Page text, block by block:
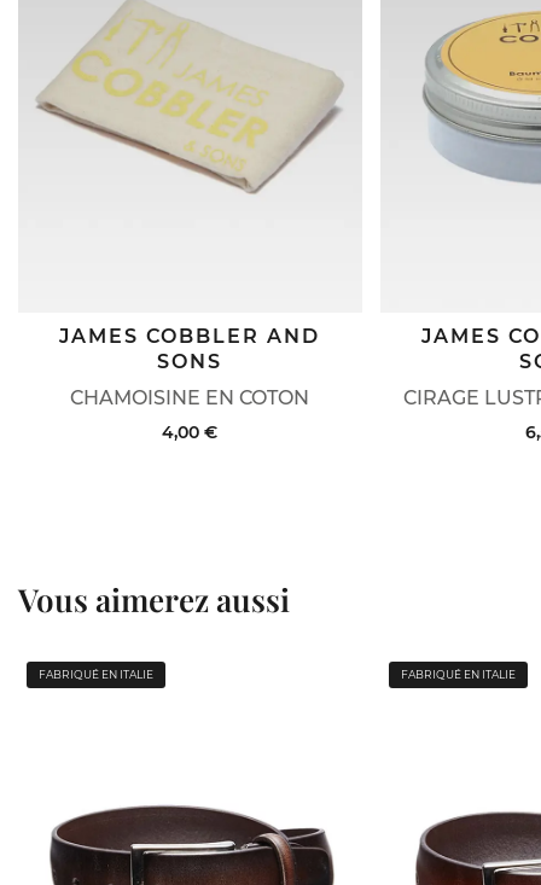
CHAMOISINE EN COTON
JAMES COBBLER AND
SONS
4,00 €
CIRAGE
JAMES
Vous aimerez aussi
FABRIQUÉ EN ITALIE FABRIQUÉ EN ITALIE